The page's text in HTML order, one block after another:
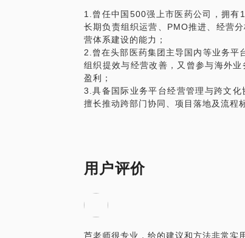
1.曾任中国500强上市医药公司，拥有
长期负责组织运营、PMO推进、经营
营体系建设的能力；
2.曾在头部医药集团主导国内等业务平
组织提效与经营改善，又曾参与海外
盈利；
3.具备国际业务平台经营管理与跨文化
擅长推动跨部门协同、项目落地及流程
用户评价
芦老师很专业，给的建议和方法非常实